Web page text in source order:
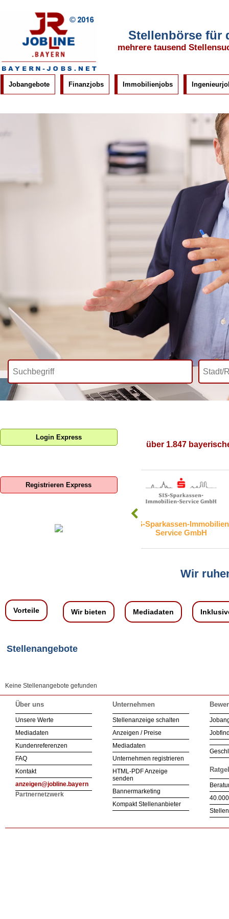
Stellenbörse für
mehrere tausend
Jobangebote Finanzjobs Immobilienjobs
über 1.847
SIS-Sparkassen-Immobilien-
adKOMM
Wir
Login Express
Registrieren Express
Vorteile Wir bieten Mediadaten
Stellenangebote
Keine Stellenangebote gefunden
Über uns
Unsere Werte
Mediadaten
Kundenreferenzen
FAQ
Kontakt
anzeigen@jobline.bayern
Partnernetzwerk
Unternehmen
Stellenanzeige schalten
Anzeigen / Preise
Mediadaten
Unternehmen registrieren
HTML-PDF Anzeige
senden
Bannermarketing
Kompakt Stellenanbieter